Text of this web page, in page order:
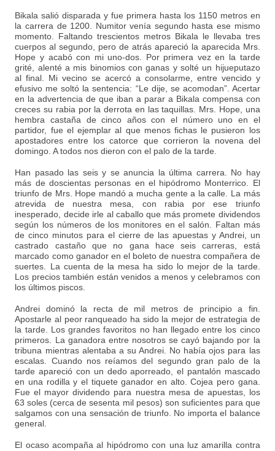
Bikala salió disparada y fue primera hasta los 1150 metros en
la carrera de 1200. Numitor venía segundo hasta ese mismo
momento. Faltando trescientos metros Bikala le llevaba tres
cuerpos al segundo, pero de atrás apareció la aparecida Mrs.
Hope y acabó con mi uno-dos. Por primera vez en la tarde
grité, alenté a mis binomios con ganas y solté un hijueputazo
al final. Mi vecino se acercó a consolarme, entre vencido y
efusivo me soltó la sentencia: “Le dije, se acomodan”. Acertar
en la advertencia de que iban a parar a Bikala compensa con
creces su rabia por la derrota en las taquillas. Mrs. Hope, una
hembra castaña de cinco años con el número uno en el
partidor, fue el ejemplar al que menos fichas le pusieron los
apostadores entre los catorce que corrieron la novena del
domingo. A todos nos dieron con el palo de la tarde.
Han pasado las seis y se anuncia la última carrera. No hay
más de doscientas personas en el hipódromo Monterrico. El
triunfo de Mrs. Hope mandó a mucha gente a la calle. La más
atrevida de nuestra mesa, con rabia por ese triunfo
inesperado, decide irle al caballo que más promete dividendos
según los números de los monitores en el salón. Faltan más
de cinco minutos para el cierre de las apuestas y Andrei, un
castrado castaño que no gana hace seis carreras, está
marcado como ganador en el boleto de nuestra compañera de
suertes. La cuenta de la mesa ha sido lo mejor de la tarde.
Los precios también están venidos a menos y celebramos con
los últimos piscos.
Andrei dominó la recta de mil metros de principio a fin.
Apostarle al peor ranqueado ha sido la mejor de estrategia de
la tarde. Los grandes favoritos no han llegado entre los cinco
primeros. La ganadora entre nosotros se cayó bajando por la
tribuna mientras alentaba a su Andrei. No había ojos para las
escalas. Cuando nos reíamos del segundo gran palo de la
tarde apareció con un dedo aporreado, el pantalón mascado
en una rodilla y el tiquete ganador en alto. Cojea pero gana.
Fue el mayor dividendo para nuestra mesa de apuestas, los
63 soles (cerca de sesenta mil pesos) son suficientes para que
salgamos con una sensación de triunfo. No importa el balance
general.
El ocaso acompaña al hipódromo con una luz amarilla contra